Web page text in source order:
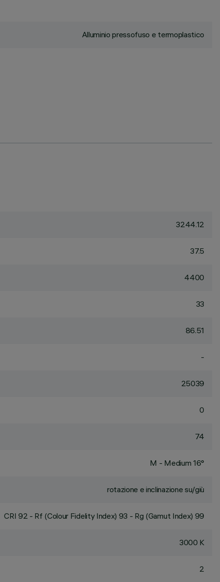
Alluminio pressofuso e termoplastico
3244.12
37.5
4400
33
86.51
-
25039
0
74
M - Medium 16°
rotazione e inclinazione su/giù
CRI 92 - Rf (Colour Fidelity Index) 93 - Rg (Gamut Index) 99
3000 K
2